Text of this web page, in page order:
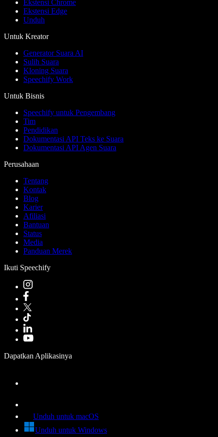
Ekstensi Chrome
Ekstensi Edge
Unduh
Untuk Kreator
Generator Suara AI
Sulih Suara
Kloning Suara
Speechify Work
Untuk Bisnis
Speechify untuk Pengembang
Tim
Pendidikan
Dokumentasi API Teks ke Suara
Dokumentasi API Agen Suara
Perusahaan
Tentang
Kontak
Blog
Karier
Afiliasi
Bantuan
Status
Media
Panduan Merek
Ikuti Speechify
Dapatkan Aplikasinya
Unduh untuk macOS
Unduh untuk Windows